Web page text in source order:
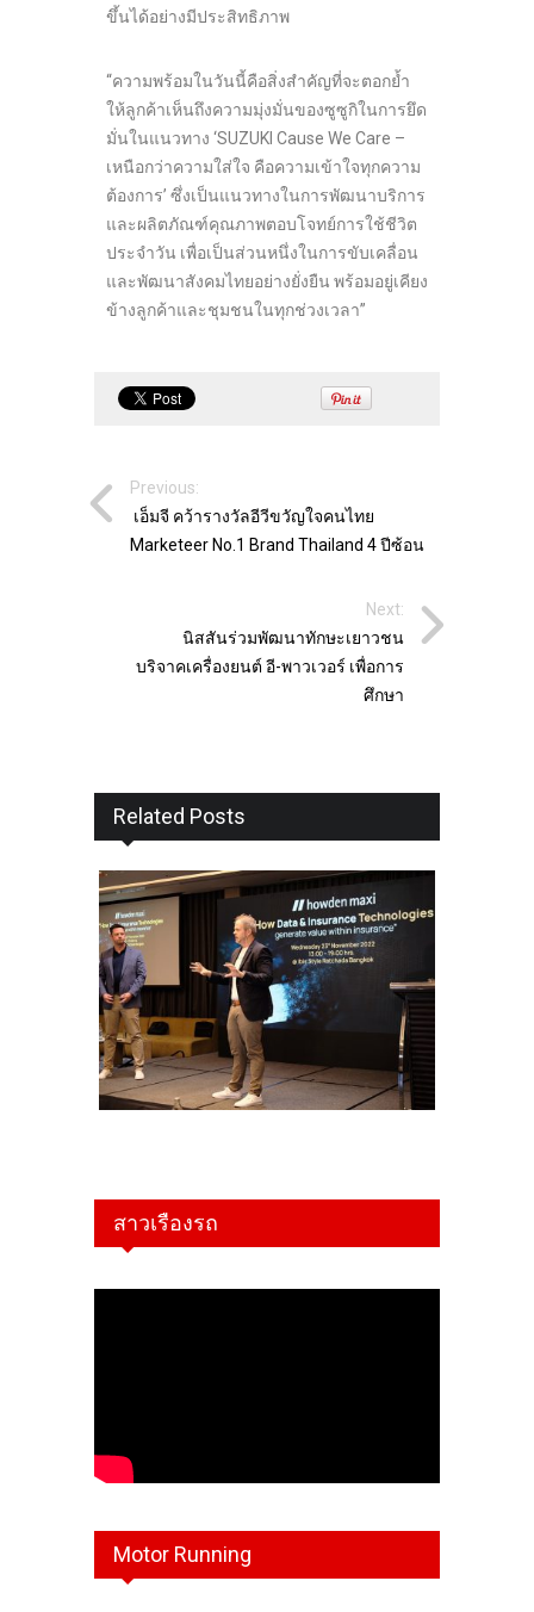
ขึ้นได้อย่างมีประสิทธิภาพ
“ความพร้อมในวันนี้คือสิ่งสำคัญที่จะตอกย้ำ
ให้ลูกค้าเห็นถึงความมุ่งมั่นของซูซูกิในการยึด
มั่นในแนวทาง ‘SUZUKI Cause We Care –
เหนือกว่าความใส่ใจ คือความเข้าใจทุกความ
ต้องการ’ ซึ่งเป็นแนวทางในการพัฒนาบริการ
และผลิตภัณฑ์คุณภาพตอบโจทย์การใช้ชีวิต
ประจำวัน เพื่อเป็นส่วนหนึ่งในการขับเคลื่อน
และพัฒนาสังคมไทยอย่างยั่งยืน พร้อมอยู่เคียง
ข้างลูกค้าและชุมชนในทุกช่วงเวลา”
Previous:
เอ็มจี คว้ารางวัลอีวีขวัญใจคนไทย
Marketeer No.1 Brand Thailand 4 ปีซ้อน
Next:
นิสสันร่วมพัฒนาทักษะเยาวชน
บริจาคเครื่องยนต์ อี-พาวเวอร์ เพื่อการ
ศึกษา
Related Posts
สาวเรืองรถ
Motor Running